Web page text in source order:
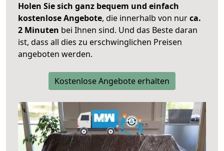
Holen Sie sich ganz bequem und einfach
kostenlose Angebote, die innerhalb von nurca.
2 Minuten bei Ihnen sind. Und das Beste daran
ist, dass all dies zu erschwinglichen Preisen
angeboten werden.
Kostenlose Angebote erhalten